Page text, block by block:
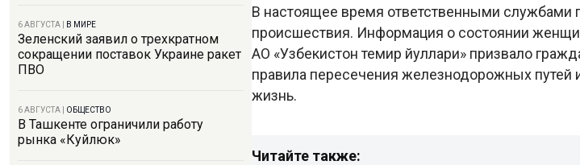
6 АВГУСТА В МИРЕ
Зеленский заявил о трехкратном
сокращении поставок Украине ракет
ПВО
6 АВГУСТА ОБЩЕСТВО
В Ташкенте ограничили работу
рынка «Куйлюк»
В настоящее время ответственными службами
происшествия. Информация о состоянии
АО «Узбекистон темир йуллари» призвало
правила пересечения железнодорожных путей
жизнь.
Читайте также: